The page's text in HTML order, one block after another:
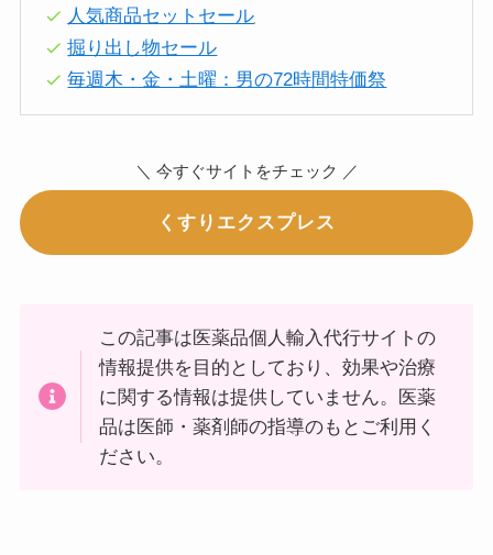
人気商品セットセール
掘り出し物セール
毎週木・金・土曜：男の72時間特価祭
＼ 今すぐサイトをチェック ／
くすりエクスプレス
この記事は医薬品個人輸入代行サイトの
情報提供を目的としており、効果や治療
に関する情報は提供していません。医薬
品は医師・薬剤師の指導のもとご利用く
ださい。